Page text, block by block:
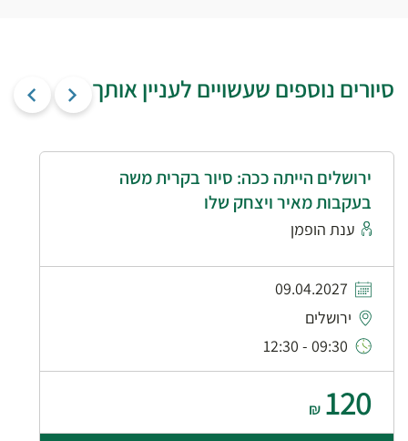
סיורים נוספים שעשויים לעניין אותך
ירושלים הייתה ככה: סיור בקרית משה
בעקבות מאיר ויצחק שלו
ענת הופמן
09.04.2027
ירושלים
09:30 - 12:30
120
₪